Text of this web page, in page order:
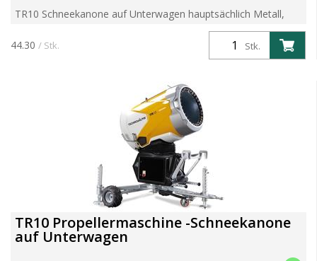
TR10 Schneekanone auf Unterwagen hauptsächlich Metall,
bewegliche Reifen, Neigung verstellbar Länge: 10 cm, Breite: 7
cm, Höhe: 8,7 cm, Gewicht: 166 g. 14+ (nur für USA, ...
Stk.
44.30 / Stk.
TR10 Propellermaschine -Schneekanone
auf Unterwagen